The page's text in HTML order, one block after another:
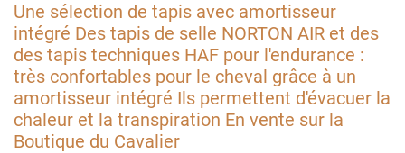
Une sélection de tapis avec amortisseur
intégré Des tapis de selle NORTON AIR et des
des tapis techniques HAF pour l'endurance :
très confortables pour le cheval grâce à un
amortisseur intégré Ils permettent d'évacuer la
chaleur et la transpiration En vente sur la
Boutique du Cavalier